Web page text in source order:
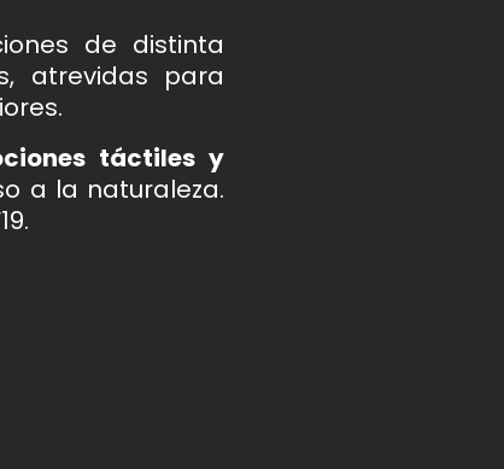
de distinta
atrevidas para
táctiles y
a la naturaleza.